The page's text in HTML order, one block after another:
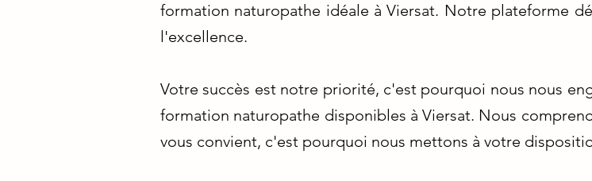
formation naturopathe idéale à Viersat. Notre plateforme
l'excellence.
Votre succès est notre priorité, c'est pourquoi nous nous
formation naturopathe disponibles à Viersat. Nous
vous convient, c'est pourquoi nous mettons à votre